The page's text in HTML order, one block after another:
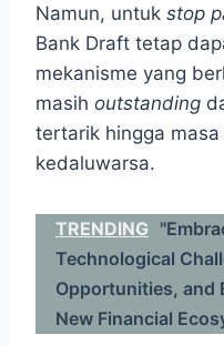
Namun, untuk stop
Bank Draft tetap
mekanisme yang
masih outstanding
tertarik hingga
kedaluwarsa.
TRENDING
Technological
Opportunities, and
New Financial